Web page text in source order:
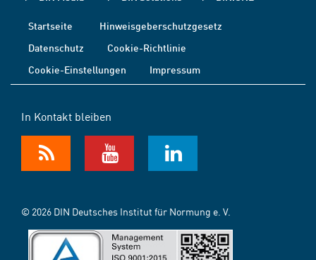
Startseite
Hinweisgeberschutzgesetz
Datenschutz
Cookie-Richtlinie
Cookie-Einstellungen
Impressum
In Kontakt bleiben
© 2026 DIN Deutsches Institut für Normung e. V.